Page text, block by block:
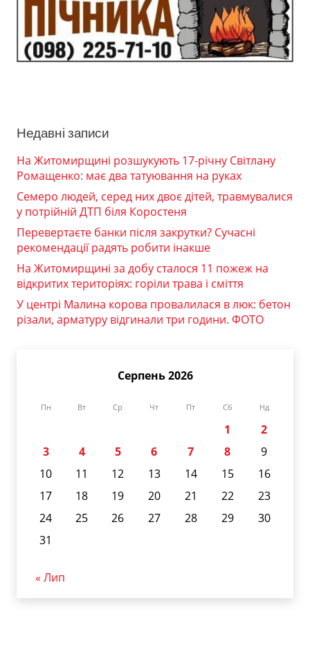
Недавні записи
На Житомирщині розшукують 17-річну Світлану
Ромащенко: має два татуювання на руках
Семеро людей, серед них двоє дітей, травмувалися
у потрійній ДТП біля Коростеня
Перевертаєте банки після закрутки? Сучасні
рекомендації радять робити інакше
На Житомирщині за добу сталося 11 пожеж на
відкритих територіях: горіли трава і сміття
У центрі Малина корова провалилася в люк: бетон
різали, арматуру відгинали три години. ФОТО
Серпень 2026
Пн Вт Ср Чт Пт Сб Нд
1
2
3
4 5 6 7 8
9
10
11 12 13 14 15
16
17
18 19 20 21 22
23
24
25 26 27 28 29
30
31
« Лип